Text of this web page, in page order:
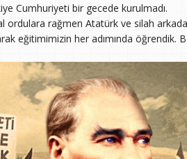
Cumhuriyeti bir gecede kurulmadı.
ordulara rağmen Atatürk ve silah
eğitimimizin her adımında öğrendik.